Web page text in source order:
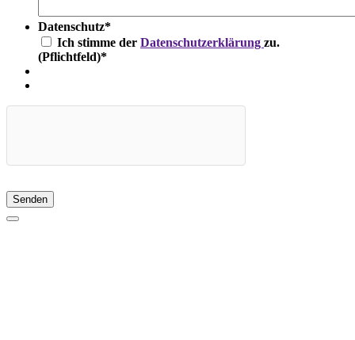
Datenschutz*
Ich stimme der Datenschutzerklärung zu.
(Pflichtfeld)*
Senden